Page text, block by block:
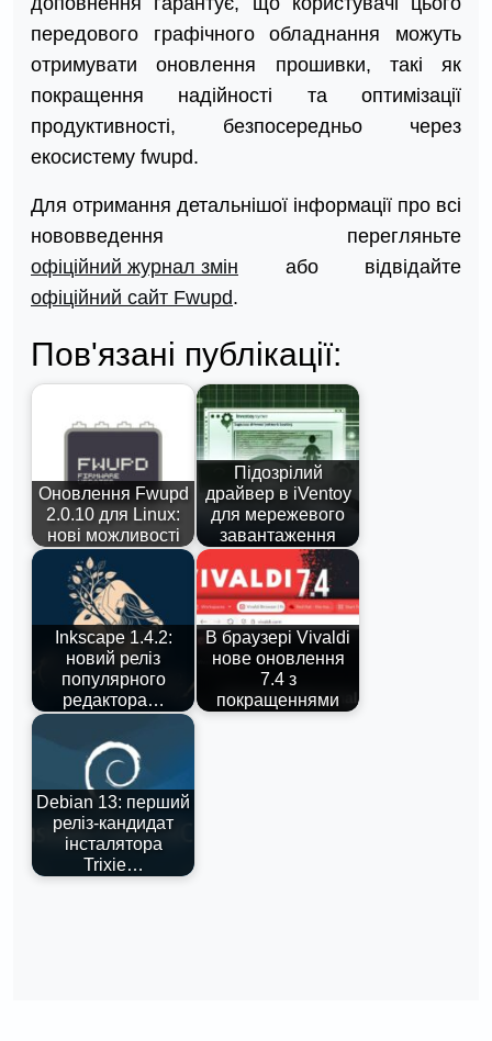
передового графічного обладнання можуть
отримувати оновлення прошивки, такі як
покращення надійності та оптимізації
продуктивності, безпосередньо через
екосистему fwupd.
Для отримання детальнішої інформації про всі
нововведення перегляньте
офіційний журнал змін або відвідайте
офіційний сайт Fwupd.
Пов'язані публікації:
Оновлення Fwupd
2.0.10 для Linux:
нові можливості
Підозрілий
драйвер в iVentoy
для мережевого
завантаження
Inkscape 1.4.2:
новий реліз
популярного
редактора…
В браузері Vivaldi
нове оновлення
7.4 з
покращеннями
Debian 13: перший
реліз-кандидат
інсталятора
Trixie…